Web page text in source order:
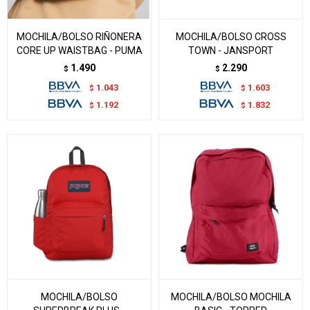
MOCHILA/BOLSO RIÑONERA
CORE UP WAISTBAG - PUMA
$ 1.490
$ 1.043
$ 1.192
MOCHILA/BOLSO CROSS
TOWN - JANSPORT
$ 2.290
$ 1.603
$ 1.832
MOCHILA/BOLSO
MOCHILA/BOLSO MOCHILA